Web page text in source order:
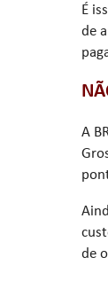
É
de
A
de